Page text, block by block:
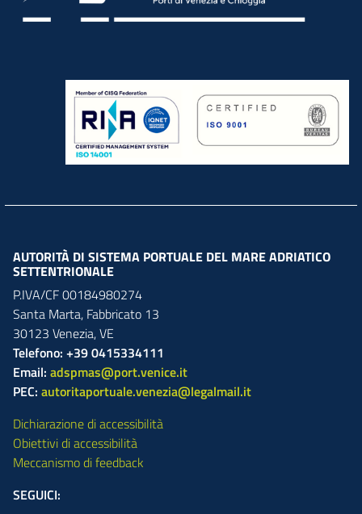
AUTORITÀ DI SISTEMA PORTUALE DEL MARE ADRIATICO
SETTENTRIONALE
P.IVA/CF 00184980274
Santa Marta, Fabbricato 13
30123 Venezia,VE
Telefono: +39 0415334111
Email: adspmas@port.venice.it
PEC: autoritaportuale.venezia@legalmail.it
Dichiarazione di accessibilità
Obiettivi di accessibilità
Meccanismo di feedback
SEGUICI: